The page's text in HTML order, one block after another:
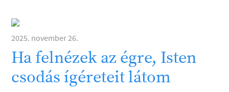
2025. november 26.
Ha felnézek az égre, Isten
csodás ígéreteit látom